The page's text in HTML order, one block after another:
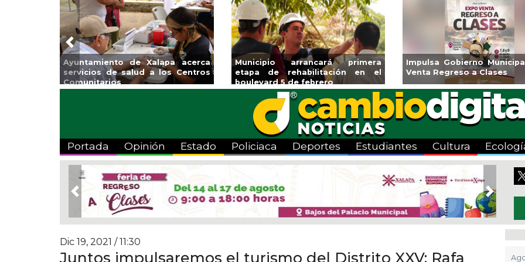
Municipio arrancará primera
etapa de rehabilitación en el
boulevard 5 de febrero
Impulsa Gobierno Municipal Expo
Venta Regreso a Clases
Reabrirá
Alberca
Centro
Previous
Portada Opinión Estado Policiaca Deportes Estudiantes Cultura
Previous Next
Dic 19, 2021 / 11:30
Juntos impulsaremos el turismo del Distrito XXV: Rafa